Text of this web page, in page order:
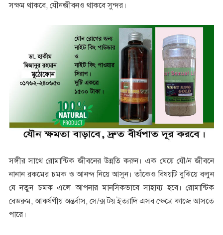
সক্ষম থাকবে, যৌনজীবনও থাকবে সুন্দর।
সঙ্গীর সাথে রোমান্টিক জীবনের উন্নতি করুন। এক ঘেয়ে যৌ/ন জীবনে
নানান রকমের চমক ও আনন্দ নিয়ে আসুন। তাঁকেও বিষয়টি বুঝিয়ে বলুন
যে নতুন চমক এলে আপনার মানসিকভাবে সাহায্য হবে। রোমান্টিক
বেডরুম, আকর্ষণীয় অন্তর্বাস, সে/ক্স টয় ইত্যাদি এসব ক্ষেত্রে কাজে আসতে
পারে।